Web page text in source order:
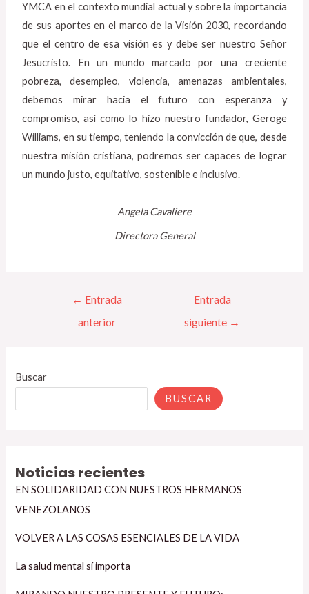
YMCA en el contexto mundial actual y sobre la importancia
de sus aportes en el marco de la Visión 2030, recordando
que el centro de esa visión es y debe ser nuestro Señor
Jesucristo. En un mundo marcado por una creciente
pobreza, desempleo, violencia, amenazas ambientales,
debemos mirar hacia el futuro con esperanza y
compromiso, así como lo hizo nuestro fundador, Geroge
Williams, en su tiempo, teniendo la convicción de que, desde
nuestra misión cristiana, podremos ser capaces de lograr
un mundo justo, equitativo, sostenible e inclusivo.
Angela Cavaliere
Directora General
← Entrada
anterior
Entrada
siguiente →
Buscar
BUSCAR
Noticias recientes
EN SOLIDARIDAD CON NUESTROS HERMANOS
VENEZOLANOS
VOLVER A LAS COSAS ESENCIALES DE LA VIDA
La salud mental sí importa